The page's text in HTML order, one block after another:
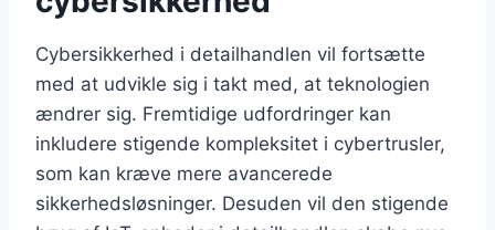
Cybersikkerhed i detailhandlen vil fortsætte
med at udvikle sig i takt med, at teknologien
ændrer sig. Fremtidige udfordringer kan
inkludere stigende kompleksitet i cybertrusler,
som kan kræve mere avancerede
sikkerhedsløsninger. Desuden vil den stigende